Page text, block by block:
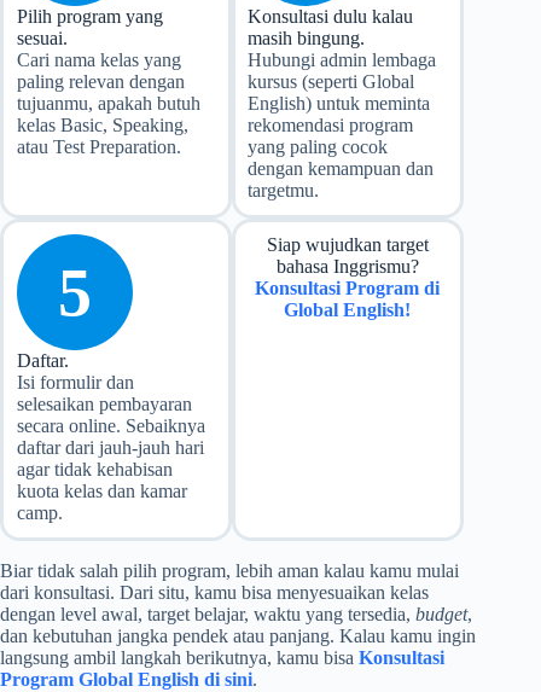
Pilih program yang
sesuai.
Cari nama kelas yang
paling relevan dengan
tujuanmu, apakah butuh
kelas Basic, Speaking,
atau Test Preparation.
Konsultasi dulu kalau
masih bingung.
Hubungi admin lembaga
kursus (seperti Global
English) untuk meminta
rekomendasi program
yang paling cocok
dengan kemampuan dan
targetmu.
5
Daftar.
Isi formulir dan
selesaikan pembayaran
secara online. Sebaiknya
daftar dari jauh-jauh hari
agar tidak kehabisan
kuota kelas dan kamar
camp.
Siap wujudkan target
bahasa Inggrismu?
Konsultasi Program di
Global English!
Biar tidak salah pilih program, lebih aman kalau kamu mulai
dari konsultasi. Dari situ, kamu bisa menyesuaikan kelas
dengan level awal, target belajar, waktu yang tersedia, budget,
dan kebutuhan jangka pendek atau panjang. Kalau kamu ingin
langsung ambil langkah berikutnya, kamu bisa Konsultasi
Program Global English di sini.